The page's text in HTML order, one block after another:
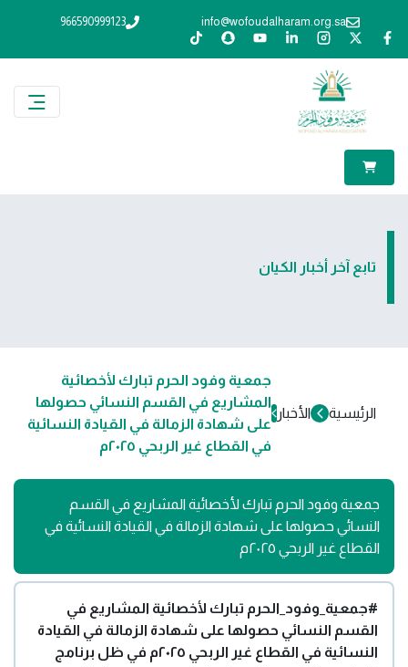
info@wofoudalharam.org.sa
966590999123
تابع آخر أخبار الكيان
الرئيسية الأخبار
جمعية وفود الحرم تبارك لأخصائية
المشاريع في القسم النسائي حصولها
على شهادة الزمالة في القيادة النسائية
في القطاع غير الربحي ٢٠٢٥م
جمعية وفود الحرم تبارك لأخصائية المشاريع في القسم
النسائي حصولها على شهادة الزمالة في القيادة النسائية في
القطاع غير الربحي ٢٠٢٥م
#جمعية_وفود_الحرم تبارك لأخصائية المشاريع في
القسم النسائي حصولها على شهادة الزمالة في القيادة
النسائية في القطاع غير الربحي ٢٠٢٥م في ظل برنامج